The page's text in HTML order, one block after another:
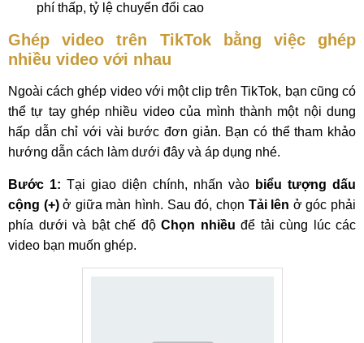
phí thấp, tỷ lệ chuyển đổi cao
Ghép video trên TikTok bằng việc ghép
nhiều video với nhau
Ngoài cách ghép video với một clip trên TikTok, bạn cũng có
thể tự tay ghép nhiều video của mình thành một nội dung
hấp dẫn chỉ với vài bước đơn giản. Bạn có thể tham khảo
hướng dẫn cách làm dưới đây và áp dụng nhé.
Bước 1: Tại giao diện chính, nhấn vào biểu tượng dấu
cộng (+)ở giữa màn hình. Sau đó, chọn Tải lên ở góc phải
phía dưới và bật chế độ Chọn nhiều để tải cùng lúc các
video bạn muốn ghép.